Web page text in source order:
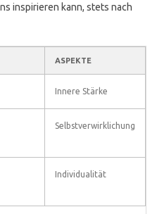
inspirieren kann, stets nach
ASPEKTE
Innere Stärke
Selbstverwirklichung
Individualität